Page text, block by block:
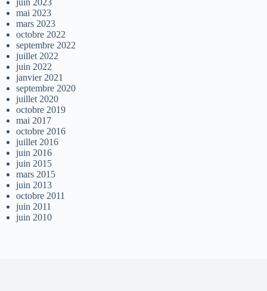
juin 2023
mai 2023
mars 2023
octobre 2022
septembre 2022
juillet 2022
juin 2022
janvier 2021
septembre 2020
juillet 2020
octobre 2019
mai 2017
octobre 2016
juillet 2016
juin 2016
juin 2015
mars 2015
juin 2013
octobre 2011
juin 2011
juin 2010